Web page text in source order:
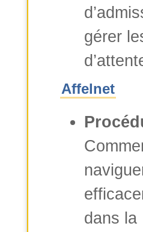
gérer
Affelnet
dans la